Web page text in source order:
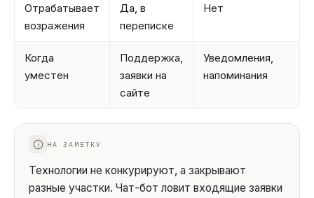
Отрабатывает
возражения
Да, в
переписке
Нет
Когда
уместен
Поддержка,
заявки на
сайте
Уведомления,
напоминания
НА ЗАМЕТКУ
Технологии не конкурируют, а закрывают
разные участки. Чат-бот ловит входящие заявки